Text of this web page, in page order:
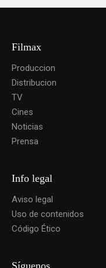
Filmax
Produccion
Distribucion
TV
Cines
Noticias
Prensa
Info legal
Aviso legal
Uso de contenidos
Código Ético
Síguenos